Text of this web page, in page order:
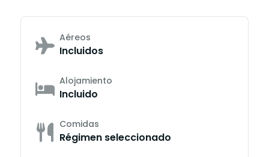
Aéreos
Incluidos
Alojamiento
Incluido
Comidas
Régimen seleccionado